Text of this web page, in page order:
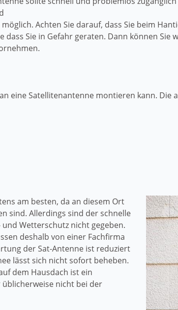
Achten Sie darauf, dass Sie beim
dass Sie in Gefahr geraten. Dann können
eine Satellitenantenne montieren kann. Die
am besten, da an diesem Ort
sind. Allerdings sind der schnelle
Wetterschutz nicht gegeben.
deshalb von einer Fachfirma
der Sat-Antenne ist reduziert
lässt sich nicht sofort beheben.
dem Hausdach ist ein
nicht bei der